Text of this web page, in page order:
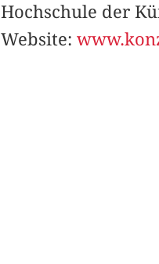
Hochschule der
Website: